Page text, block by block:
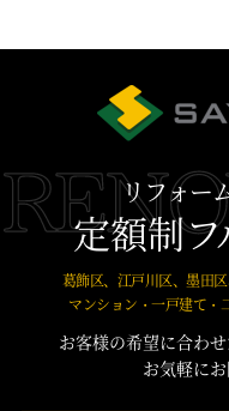
リフォー
定額制フ
葛飾区、江戸川区、墨田
マンション・一戸建て・
お客様の希望に合わ
お気軽に